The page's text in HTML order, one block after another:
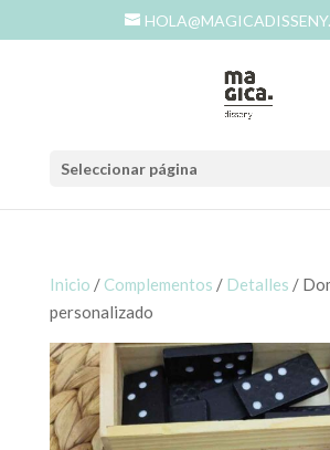
Seleccionar página
Inicio / Complementos / Detalles /
personalizado